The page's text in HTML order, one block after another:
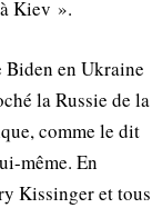
Kiev ».
Biden en Ukraine
la Russie de la
comme le dit
même. En
Kissinger et tous